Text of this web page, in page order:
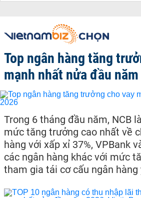
Top ngân hàng tăng
mạnh nhất nửa đầu
Trong 6 tháng đầu năm, NCB
mức tăng trưởng cao nhất về
hàng với xấp xỉ 37%, VPBank
các ngân hàng khác với mức
tham gia tái cơ cấu ngân hàng